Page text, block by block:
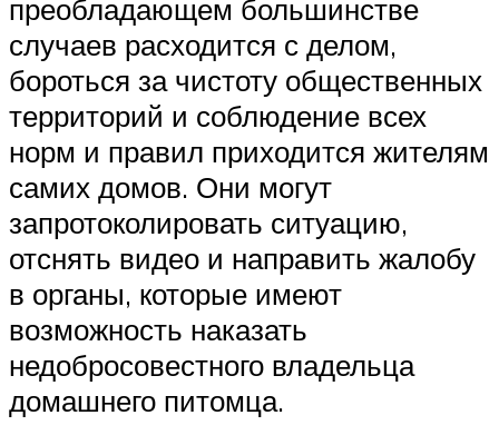
преобладающем большинстве
случаев расходится с делом,
бороться за чистоту общественных
территорий и соблюдение всех
норм и правил приходится жителям
самих домов. Они могут
запротоколировать ситуацию,
отснять видео и направить жалобу
в органы, которые имеют
возможность наказать
недобросовестного владельца
домашнего питомца.